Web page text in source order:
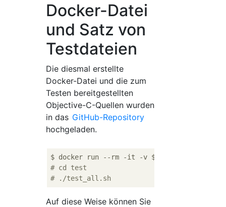
Docker-Datei
und Satz von
Testdateien
Die diesmal erstellte
Docker-Datei und die zum
Testen bereitgestellten
Objective-C-Quellen wurden
in das GitHub-Repository
hochgeladen.
$ docker run --rm -it -v $(
# cd test
# ./test_all.sh
Auf diese Weise können Sie